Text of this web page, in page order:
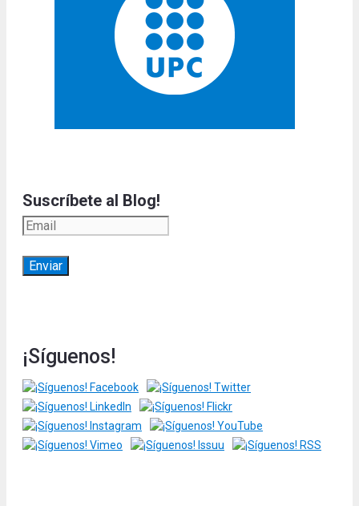
Suscríbete al Blog!
¡Síguenos!